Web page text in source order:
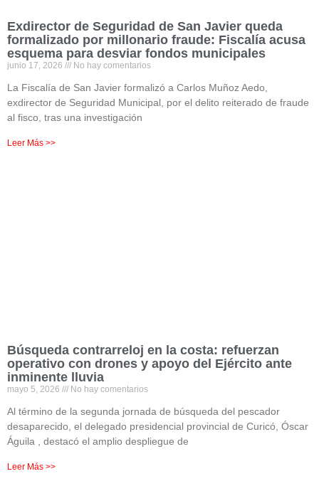
Exdirector de Seguridad de San Javier queda
formalizado por millonario fraude: Fiscalía acusa
esquema para desviar fondos municipales
junio 17, 2026 No hay comentarios
La Fiscalía de San Javier formalizó a Carlos Muñoz Aedo,
exdirector de Seguridad Municipal, por el delito reiterado de fraude
al fisco, tras una investigación
Leer Más >>
Búsqueda contrarreloj en la costa: refuerzan
operativo con drones y apoyo del Ejército ante
inminente lluvia
mayo 5, 2026 No hay comentarios
Al término de la segunda jornada de búsqueda del pescador
desaparecido, el delegado presidencial provincial de Curicó, Óscar
Águila , destacó el amplio despliegue de
Leer Más >>